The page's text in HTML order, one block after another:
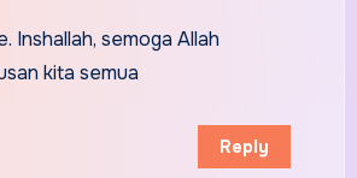
Inshallah, semoga Allah
kita semua
Reply